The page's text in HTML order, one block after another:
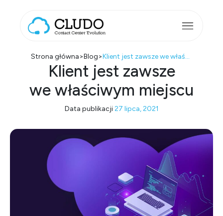
Main Navigation
Strona główna>Blog> Klient jest zawsze we właściwym miejscu
Klient jest zawsze
we właściwym miejscu
Data publikacji27 lipca, 2021